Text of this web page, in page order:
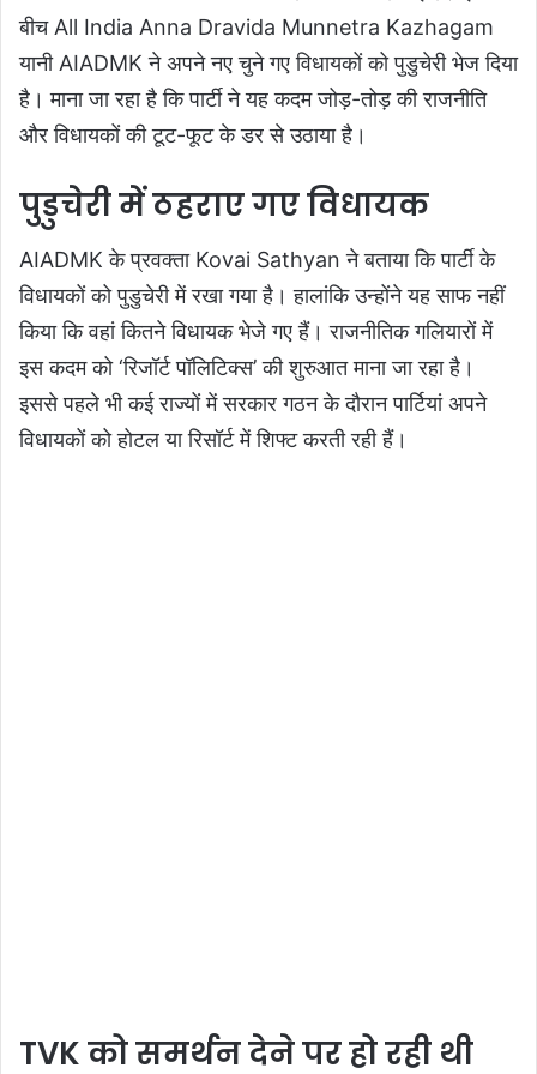
बीच All India Anna Dravida Munnetra Kazhagam
यानी AIADMK ने अपने नए चुने गए विधायकों को पुडुचेरी भेज दिया
है। माना जा रहा है कि पार्टी ने यह कदम जोड़-तोड़ की राजनीति
और विधायकों की टूट-फूट के डर से उठाया है।
पुडुचेरी में ठहराए गए विधायक
AIADMK के प्रवक्ता Kovai Sathyan ने बताया कि पार्टी के
विधायकों को पुडुचेरी में रखा गया है। हालांकि उन्होंने यह साफ नहीं
किया कि वहां कितने विधायक भेजे गए हैं। राजनीतिक गलियारों में
इस कदम को ‘रिजॉर्ट पॉलिटिक्स’ की शुरुआत माना जा रहा है।
इससे पहले भी कई राज्यों में सरकार गठन के दौरान पार्टियां अपने
विधायकों को होटल या रिसॉर्ट में शिफ्ट करती रही हैं।
TVK को समर्थन देने पर हो रही थी